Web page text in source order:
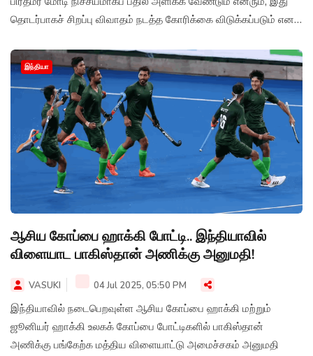
தொடர்பாகச் சிறப்பு விவாதம் நடத்த கோரிக்கை விடுக்கப்படும் எனக்
தெரிவித்துள்ளார்.
இந்தியா
ஆசிய கோப்பை ஹாக்கி போட்டி.. இந்தியாவில்
விளையாட பாகிஸ்தான் அணிக்கு அனுமதி!
VASUKI 04 Jul 2025, 05:50 PM
இந்தியாவில் நடைபெறவுள்ள ஆசிய கோப்பை ஹாக்கி மற்றும்
ஜூனியர் ஹாக்கி உலகக் கோப்பை போட்டிகளில் பாகிஸ்தான்
அணிக்கு பங்கேற்க மத்திய விளையாட்டு அமைச்சகம் அனுமதி